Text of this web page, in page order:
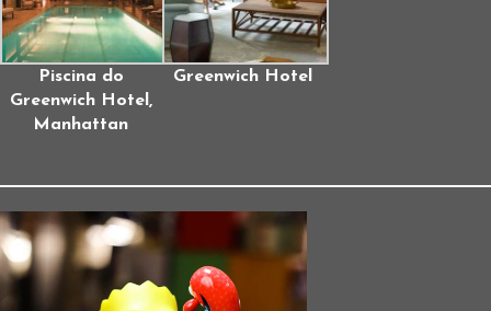
Piscina do
Greenwich Hotel,
Manhattan
Greenwich Hotel